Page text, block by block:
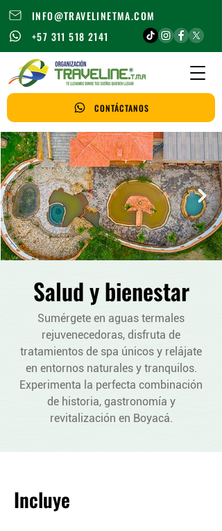
INFO@TRAVELINETMA.COM
+57 311 518 2141
CONTÁCTANOS
Salud y bienestar
Sumérgete en aguas termales
rejuvenecedoras, disfruta de
tratamientos de spa únicos y relájate
en entornos naturales y tranquilos.
Experimenta la perfecta combinación
de historia, gastronomía y
revitalización en Boyacá.
Incluye